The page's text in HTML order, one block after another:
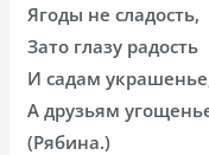
Ягоды не сладость,
Зато глазу радость
И садам
А друзьям
(Рябина.)